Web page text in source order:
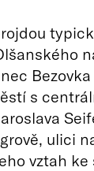
s
ulici
vztah ke